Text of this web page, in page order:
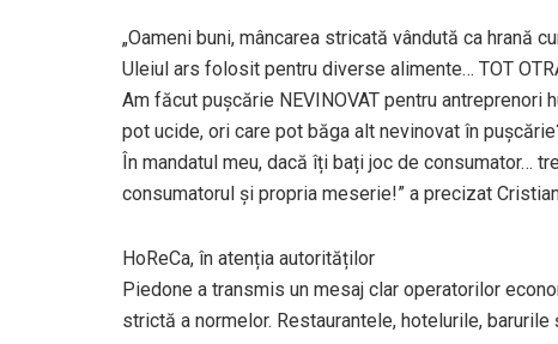
„Oameni buni, mâncarea stricată vândută ca hrană
Uleiul ars folosit pentru diverse alimente… TOT
Am făcut pușcărie NEVINOVAT pentru
pot ucide, ori care pot băga alt nevinovat în
În mandatul meu, dacă îți bați joc de consumator…
consumatorul și propria meserie!” a precizat
HoReCa, în atenția autorităților
Piedone a transmis un mesaj clar operatorilor
strictă a normelor. Restaurantele, hotelurile,